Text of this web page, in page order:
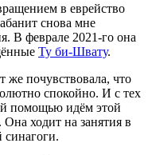
в еврейство
снова мне
В феврале 2021-го она
Ту би-Швату.
же почувствовала, что
спокойно. И с тех
помощью идём этой
ходит на занятия в